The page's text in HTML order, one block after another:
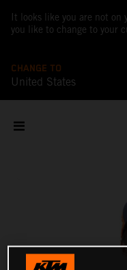
It looks like you are not on
you like to change to your
CHANGE TO
United States